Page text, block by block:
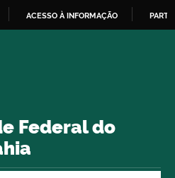
ACESSO À INFORMAÇÃO
Federal do